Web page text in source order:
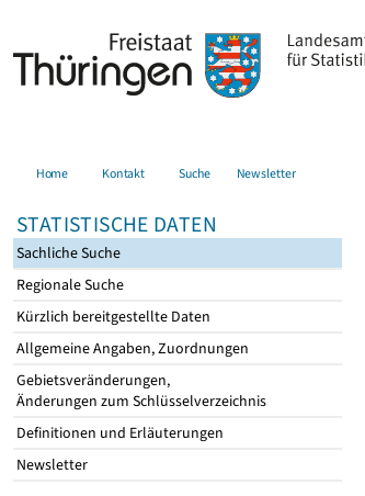
Home Kontakt Suche Newsletter
STATISTISCHE DATEN
Sachliche Suche
Regionale Suche
Kürzlich bereitgestellte Daten
Allgemeine Angaben, Zuordnungen
Gebietsveränderungen,
Änderungen zum Schlüsselverzeichnis
Definitionen und Erläuterungen
Newsletter